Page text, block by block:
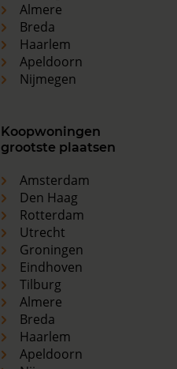
Almere
Breda
Haarlem
Apeldoorn
Nijmegen
Koopwoningen
grootste plaatsen
Amsterdam
Den Haag
Rotterdam
Utrecht
Groningen
Eindhoven
Tilburg
Almere
Breda
Haarlem
Apeldoorn